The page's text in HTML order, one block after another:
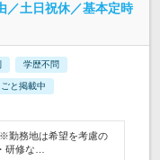
／土日祝休／基本定時
学歴不問
と掲載中
勤務地は希望を考慮の
研修な…